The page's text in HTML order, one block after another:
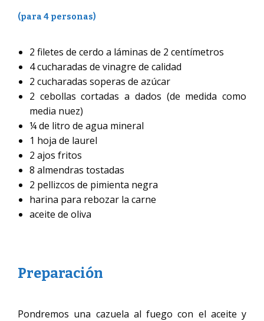
(para 4 personas)
2 filetes de cerdo a láminas de 2 centímetros
4 cucharadas de vinagre de calidad
2 cucharadas soperas de azúcar
2 cebollas cortadas a dados (de medida como
media nuez)
¼ de litro de agua mineral
1 hoja de laurel
2 ajos fritos
8 almendras tostadas
2 pellizcos de pimienta negra
harina para rebozar la carne
aceite de oliva
Preparación
Pondremos una cazuela al fuego con el aceite y